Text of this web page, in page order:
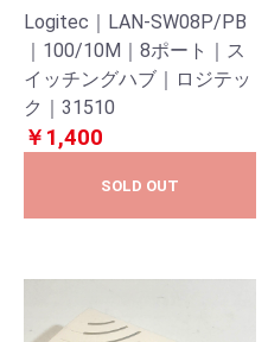
Logitec｜LAN-SW08P/PB
｜100/10M｜8ポート｜ス
イッチングハブ｜ロジテッ
ク｜31510
￥1,400
SOLD OUT